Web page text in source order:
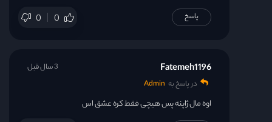
0 0 پاسخ
Fatemeh1196
در پاسخ به Admin
اوه مال ژاپنه پس هیچی فقط کره عشق اس
3 سال قبل